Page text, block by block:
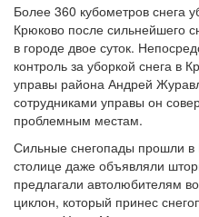
Более 360 кубометров снега
Крюково после сильнейшего
в городе двое суток.
контроль за уборкой снега в
управы района Андрей
сотрудниками управы он
проблемным местам.
Сильные снегопады прошли в
столице даже объявляли
предлагали автолюбителям
циклон, который принес